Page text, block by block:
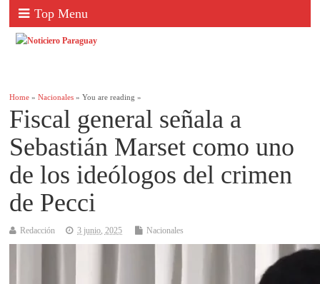
Top Menu
Home »Nacionales » You are reading »
Fiscal general señala a
Sebastián Marset como uno
de los ideólogos del crimen
de Pecci
Redacción 3 junio, 2025 Nacionales